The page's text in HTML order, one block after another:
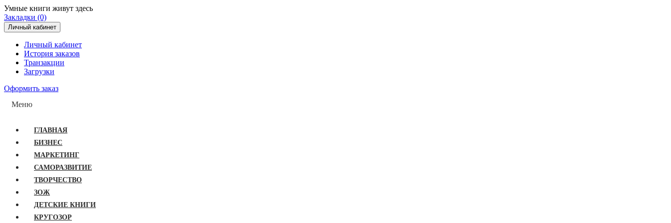
Умные книги живут здесь
Закладки (0)
Личный кабинет
Личный кабинет
История заказов
Транзакции
Загрузки
Оформить заказ
Меню
ГЛАВНАЯ
БИЗНЕС
МАРКЕТИНГ
САМОРАЗВИТИЕ
ТВОРЧЕСТВО
ЗОЖ
ДЕТСКИЕ КНИГИ
КРУГОЗОР